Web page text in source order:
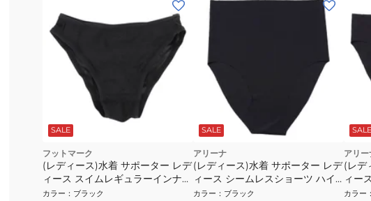
SALE
フットマーク
(レディース)水着 サポーター レデ
ィース スイムレギュラーインナー
0222906BLK
カラー ： ブラック
SALE
アリーナ
(レディース)水着 サポーター レデ
ィース シームレスショーツ ハイ
ウェスト AS5SAZ25L BKBK
カラー ： ブラック
SALE
アリー
(レデ
ィー
カラー ：